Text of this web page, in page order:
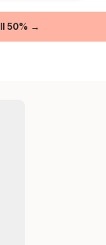
50% →